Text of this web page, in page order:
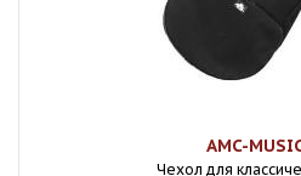
AMC-
Чехол для